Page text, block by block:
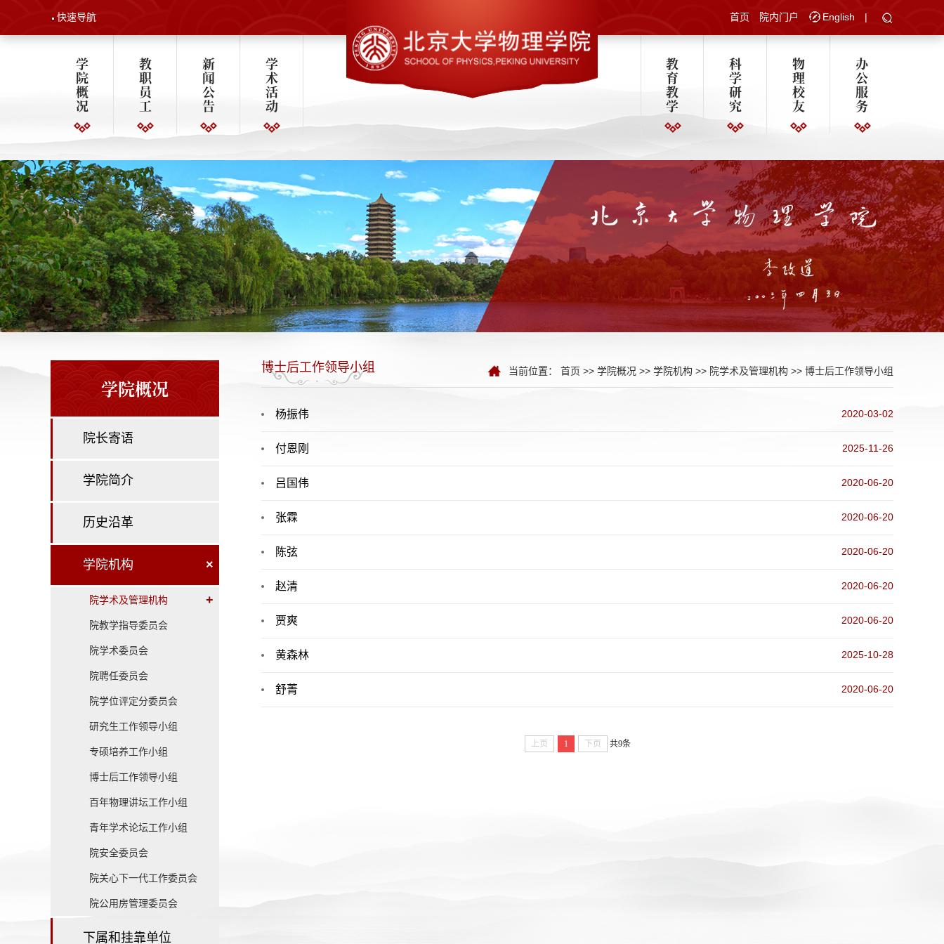
快速导航 首页 院内门户 English |
学
院
概
况
教
职
员
工
新
闻
公
告
学
术
活
动
教
育
教
学
科
学
研
究
物
理
校
友
办
公
服
务
学院概况
院长寄语
学院简介
历史沿革
学院机构 ×
院学术及管理机构 +
院教学指导委员会
院学术委员会
院聘任委员会
院学位评定分委员会
研究生工作领导小组
专硕培养工作小组
博士后工作领导小组
百年物理讲坛工作小组
青年学术论坛工作小组
院安全委员会
院关心下一代工作委员会
院公用房管理委员会
下属和挂靠单位
博士后工作领导小组 当前位置： 首页 >> 学院概况 >> 学院机构 >> 院学术及管理机构 >> 博士后工作领导小组
杨振伟 2020-03-02
付恩刚 2025-11-26
吕国伟 2020-06-20
张霖 2020-06-20
陈弦 2020-06-20
赵清 2020-06-20
贾爽 2020-06-20
黄森林 2025-10-28
舒菁 2020-06-20
上页 1 下页 共9条